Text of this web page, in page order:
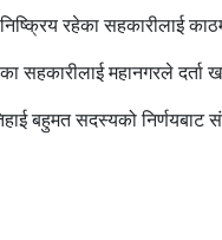
रहेका सहकारीलाई
सहकारीलाई महानगरले दर्ता
बहुमत सदस्यको निर्णयबाट